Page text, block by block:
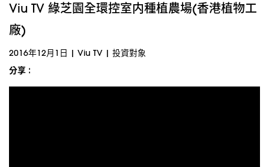
Viu TV 綠芝園全環控室内種植農場(香港植物工
廠)
2016年12月1日 | Viu TV | 投資對象
分享 :